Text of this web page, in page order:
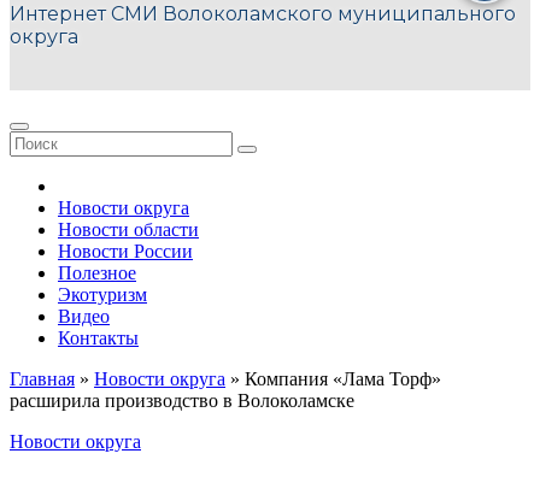
Интернет СМИ Волоколамского муниципального
округа
Новости округа
Новости области
Новости России
Полезное
Экотуризм
Видео
Контакты
Главная » Новости округа » Компания «Лама Торф»
расширила производство в Волоколамске
Новости округа